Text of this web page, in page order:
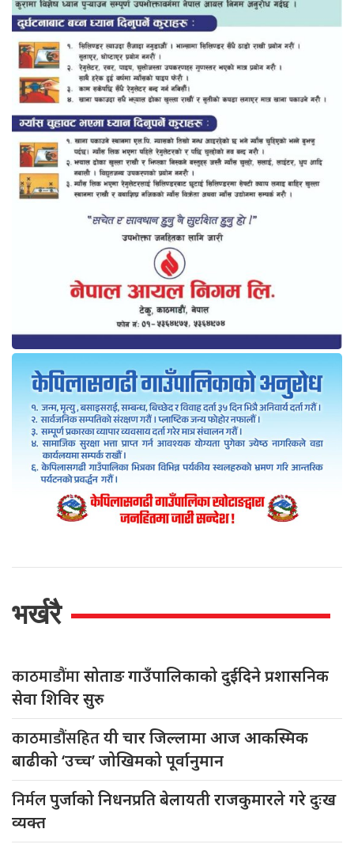
भर्खरै
काठमाडौंमासोताङ गाउँपालिकाको दुईदिने प्रशासनिक
सेवा शिविर सुरु
काठमाडौंसहितयी चार जिल्लामा आज आकस्मिक
बाढीको ‘उच्च’ जोखिमको पूर्वानुमान
निर्मलपुर्जाको निधनप्रति बेलायती राजकुमारले गरे दुःख
व्यक्त